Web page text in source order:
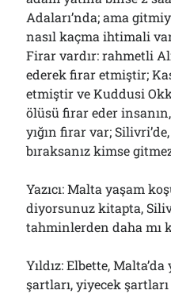
Adaları’nda; ama
nasıl kaçma ihtimali
Firar vardır: rahmetli
ederek firar etmiştir;
etmiştir ve Kuddusi
ölüsü firar eder
yığın firar var;
bıraksanız kimse
Yazıcı: Malta yaşam
diyorsunuz kitapta,
tahminlerden daha mı
Yıldız: Elbette,
şartları, yiyecek